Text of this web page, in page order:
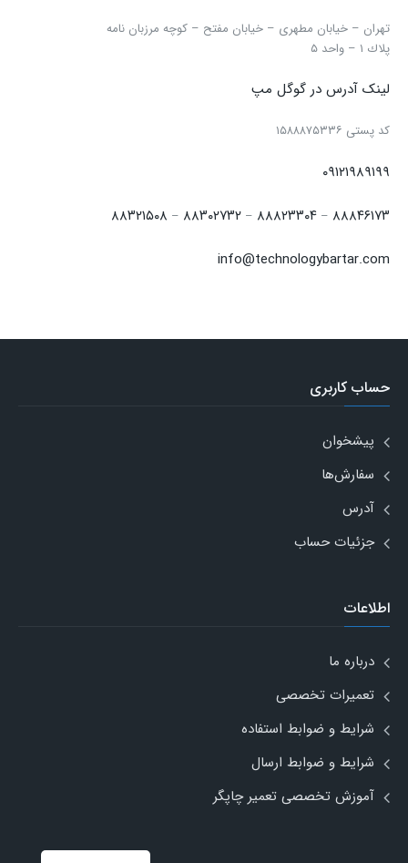
تهران – خیابان مطهری – خیابان مفتح – كوچه مرزبان نامه
پلاك ۱ – واحد ۵
لینک آدرس در گوگل مپ
كد پستی ۱۵۸۸۸۷۵۳۳۶
۰۹۱۲۱۹۸۹۱۹۹
۸۸۸۴۶۱۷۳ – ۸۸۸۲۳۳۰۴ – ۸۸۳۰۲۷۳۲ – ۸۸۳۲۱۵۰۸
info@technologybartar.com
حساب کاربری
پیشخوان
سفارش‌ها
آدرس
جزئیات حساب
اطلاعات
درباره ما
تعمیرات تخصصی
شرایط و ضوابط استفاده
شرایط و ضوابط ارسال
آموزش تخصصی تعمیر چاپگر